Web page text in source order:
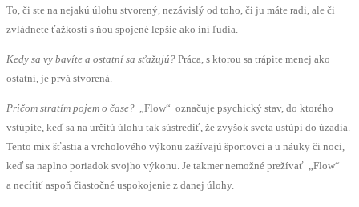
To, či ste na nejakú úlohu stvorený, nezávislý od toho, či ju máte radi, ale či
zvládnete ťažkosti s ňou spojené lepšie ako iní ľudia.
Kedy sa vy bavíte a ostatní sa sťažujú? Práca, s ktorou sa trápite menej ako
ostatní, je prvá stvorená.
Pričom stratím pojem o čase?
„Flow“ označuje psychický stav, do ktorého
vstúpite, keď sa na určitú úlohu tak sústrediť, že zvyšok sveta ustúpi do úzadia.
Tento mix šťastia a vrcholového výkonu zažívajú športovci a u náuky či noci,
keď sa naplno poriadok svojho výkonu. Je takmer nemožné prežívať „Flow“
a necítiť aspoň čiastočné uspokojenie z danej úlohy.